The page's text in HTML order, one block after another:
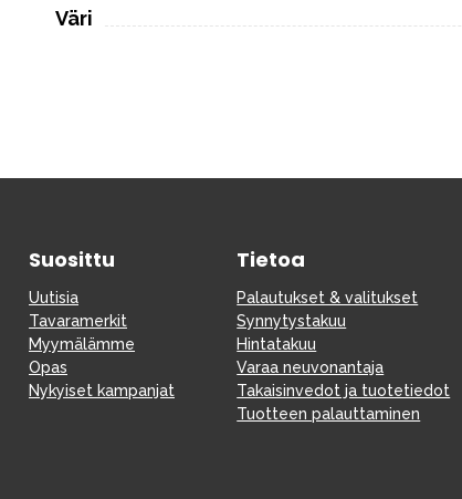
Väri
Suosittu
Uutisia
Tavaramerkit
Myymälämme
Opas
Nykyiset kampanjat
Tietoa
Palautukset & valitukset
Synnytystakuu
Hintatakuu
Varaa neuvonantaja
Takaisinvedot ja tuotetiedot
Tuotteen palauttaminen